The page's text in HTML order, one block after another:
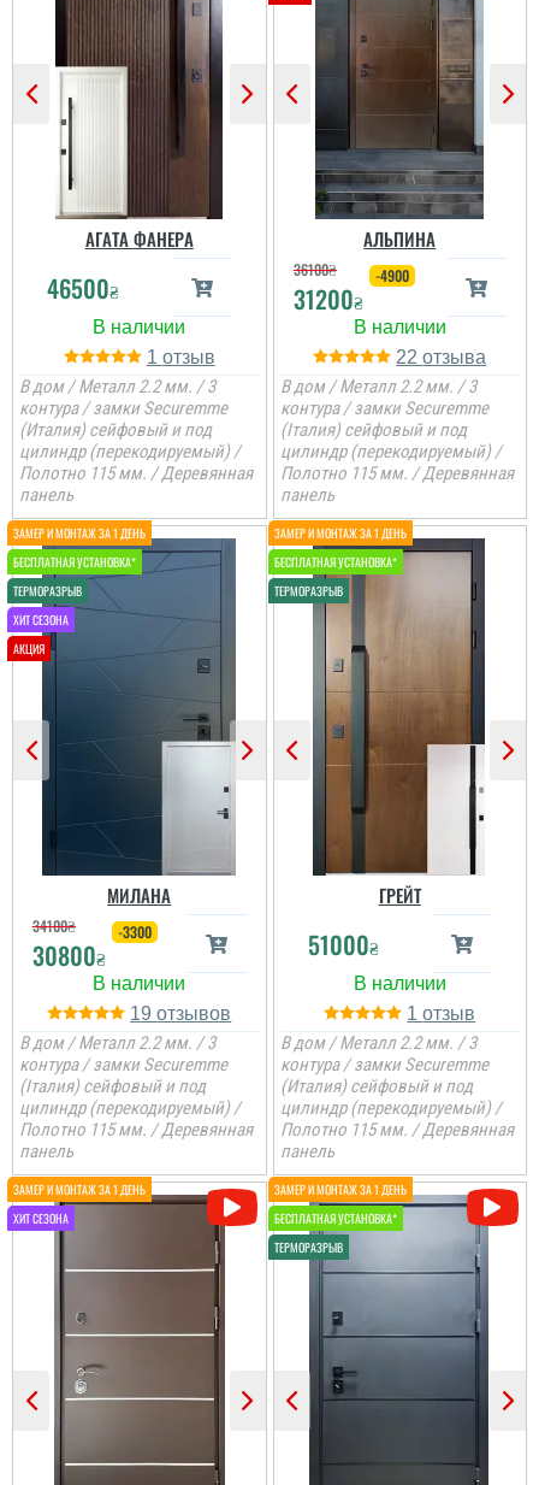
Питання поирібно було
вирішувати, так як старі
вдері були
промемерзали. Ці двері
з усім взимку
справились. Пишемо
відгук тільки зараз ...
читати всі відгуки
Сергій
Непоганий варінт, дуже
сподобався в своїй ціні і
є в наявності, та хороша
ціна, мені потрібно були
закрить два проєми і
мене все влаштувало....
читати всі відгуки
Саша
Ретельно обирали двері
в будинок для себе і с
певненістю можу
сказати, що це дуже
читати всі відгуки
Міла
квартиру.Залишились
АГАТА ФАНЕРА
46500₴
1
В дом / Металл 2.2 мм. / 3
контура / замки Securemme
(Италия) сейфовый и под
цилиндр (перекодируемый) /
Полотно 115 мм. / Деревянная
панель
АЛЬПИНА
36100₴
31200₴
-4900
22
В дом / Металл 2.2 мм. / 3
контура / замки Securemme
(Італия) сейфовый и под
цилиндр (перекодируемый) /
Полотно 115 мм. / Деревянная
панель
МИЛАНА
34100₴
30800₴
-3300
19
В дом / Металл 2.2 мм. / 3
контура / замки Securemme
(Італия) сейфовый и под
цилиндр (перекодируемый) /
Полотно 115 мм. / Деревянная
панель
ГРЕЙТ
51000₴
1
В дом / Металл 2.2 мм. / 3
контура / замки Securemme
(Италия) сейфовый и под
цилиндр (перекодируемый) /
Полотно 115 мм. / Деревянная
панель